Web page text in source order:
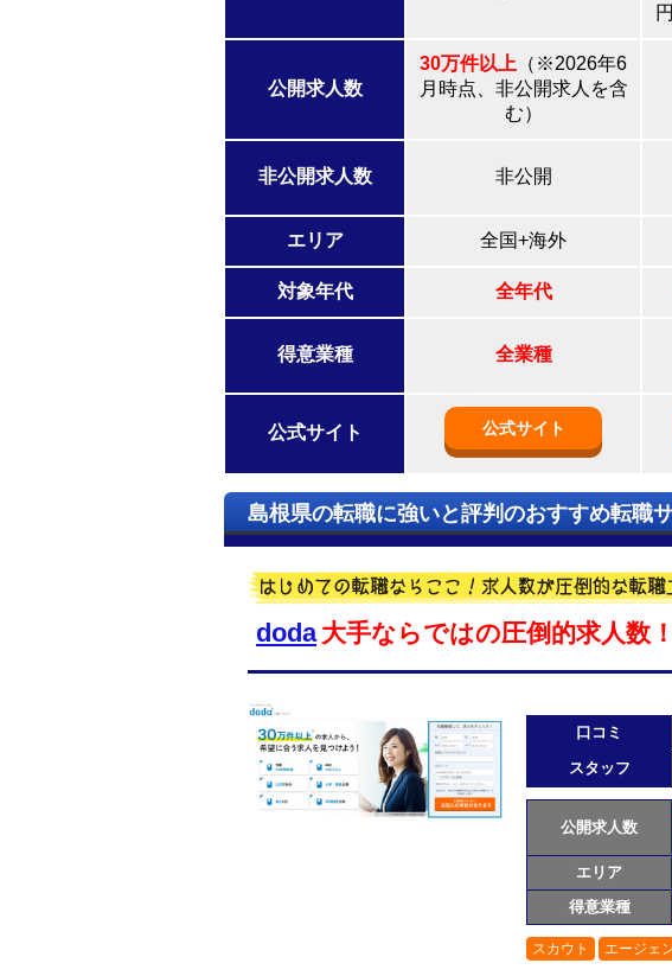
公開求人数
30万件以上 （※2026年6
月時点、非公開求人を含
む）
非公開求人数 非公開
エリア 全国+海外
対象年代 全年代
得意業種 全業種
公式サイト 公式サイト
島根県の転職に強いと評判のおすすめ転職
doda 大手ならではの圧倒的求人数！
口コミ
スタッフ
公開求人数
エリア
得意業種
スカウト エージェ